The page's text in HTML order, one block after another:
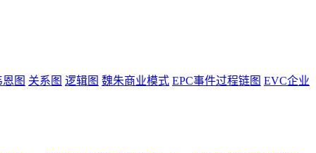
恩图 关系图 逻辑图 魏朱商业模式 EPC事件过程链图 EVC企业